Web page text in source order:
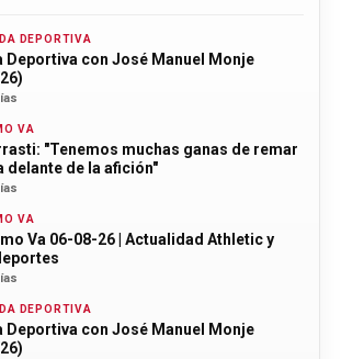
DEPORTIVA
Deportiva con José Manuel Monje
VA
"Tenemos muchas ganas de remar
delante de la afición"
VA
Va 06-08-26 | Actualidad Athletic y
DEPORTIVA
Deportiva con José Manuel Monje